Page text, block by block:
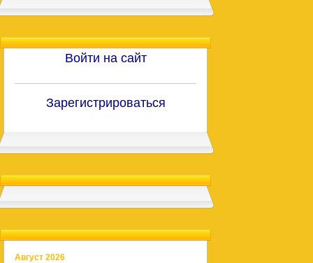
Войти на сайт
Зарегистрироваться
Август 2026